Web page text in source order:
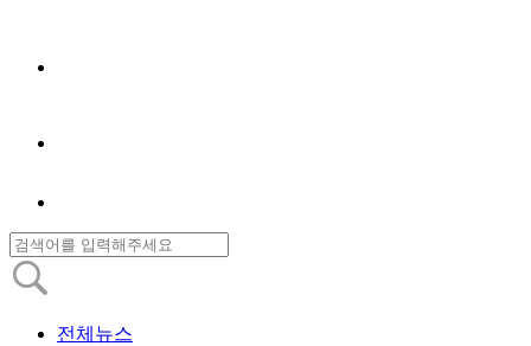
전체뉴스